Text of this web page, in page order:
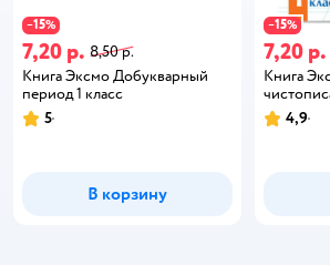
−15%
7,20 р. 8,50 р.
Книга Эксмо Добукварный
период 1 класс
5
В корзину
−15%
7,20 р.
Книга
4,9